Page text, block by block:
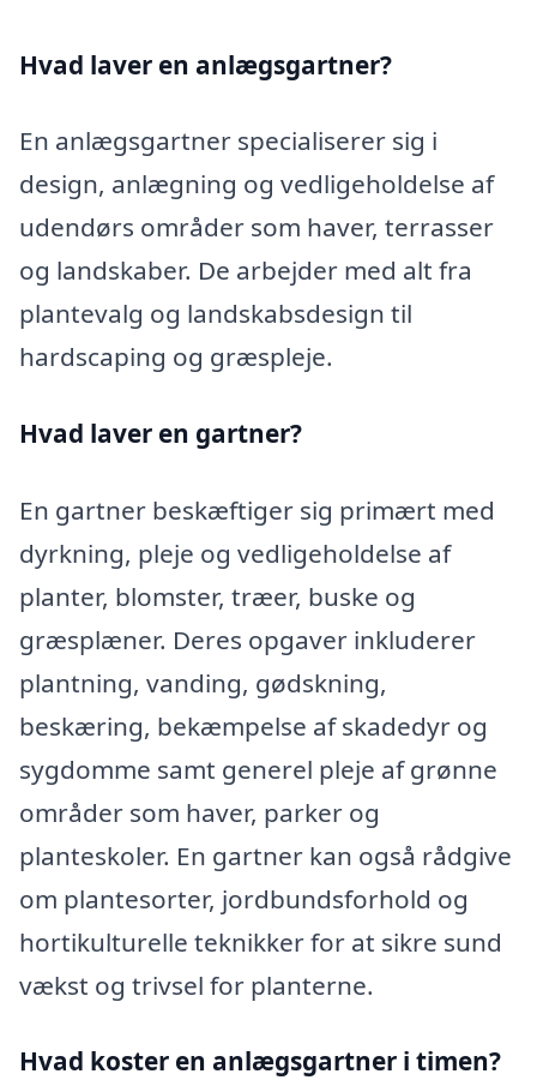
Hvad laver en anlægsgartner?
En anlægsgartner specialiserer sig i
design, anlægning og vedligeholdelse af
udendørs områder som haver, terrasser
og landskaber. De arbejder med alt fra
plantevalg og landskabsdesign til
hardscaping og græspleje.
Hvad laver en gartner?
En gartner beskæftiger sig primært med
dyrkning, pleje og vedligeholdelse af
planter, blomster, træer, buske og
græsplæner. Deres opgaver inkluderer
plantning, vanding, gødskning,
beskæring, bekæmpelse af skadedyr og
sygdomme samt generel pleje af grønne
områder som haver, parker og
planteskoler. En gartner kan også rådgive
om plantesorter, jordbundsforhold og
hortikulturelle teknikker for at sikre sund
vækst og trivsel for planterne.
Hvad koster en anlægsgartner i timen?